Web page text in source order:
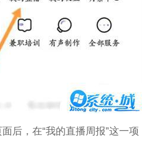
，在“我的直播周报”这一项